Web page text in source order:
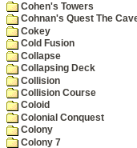
Cohen's Towers
Cohnan's Quest The
Cokey
Cold Fusion
Collapse
Collapsing Deck
Collision
Collision Course
Coloid
Colonial Conquest
Colony
Colony 7